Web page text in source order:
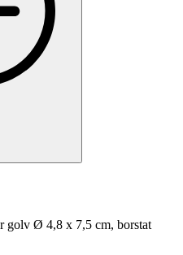
golv Ø 4,8 x 7,5 cm, borstat